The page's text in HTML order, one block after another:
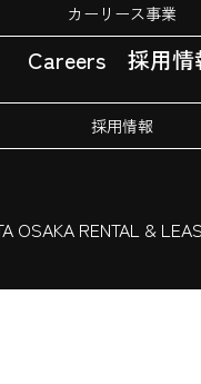
カーリース事業
Careers 採用情
採用情報
OSAKA RENTAL &